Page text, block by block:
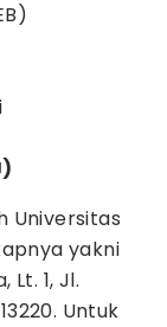
Universitas
yakni
Lt. 1, Jl.
Untuk